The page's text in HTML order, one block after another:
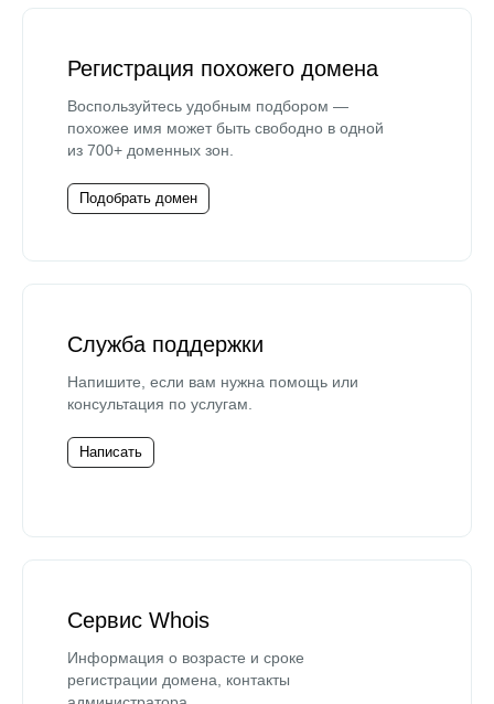
Регистрация похожего домена
Воспользуйтесь удобным подбором —
похожее имя может быть свободно в одной
из 700+ доменных зон.
Подобрать домен
Служба поддержки
Напишите, если вам нужна помощь или
консультация по услугам.
Написать
Сервис Whois
Информация о возрасте и сроке
регистрации домена, контакты